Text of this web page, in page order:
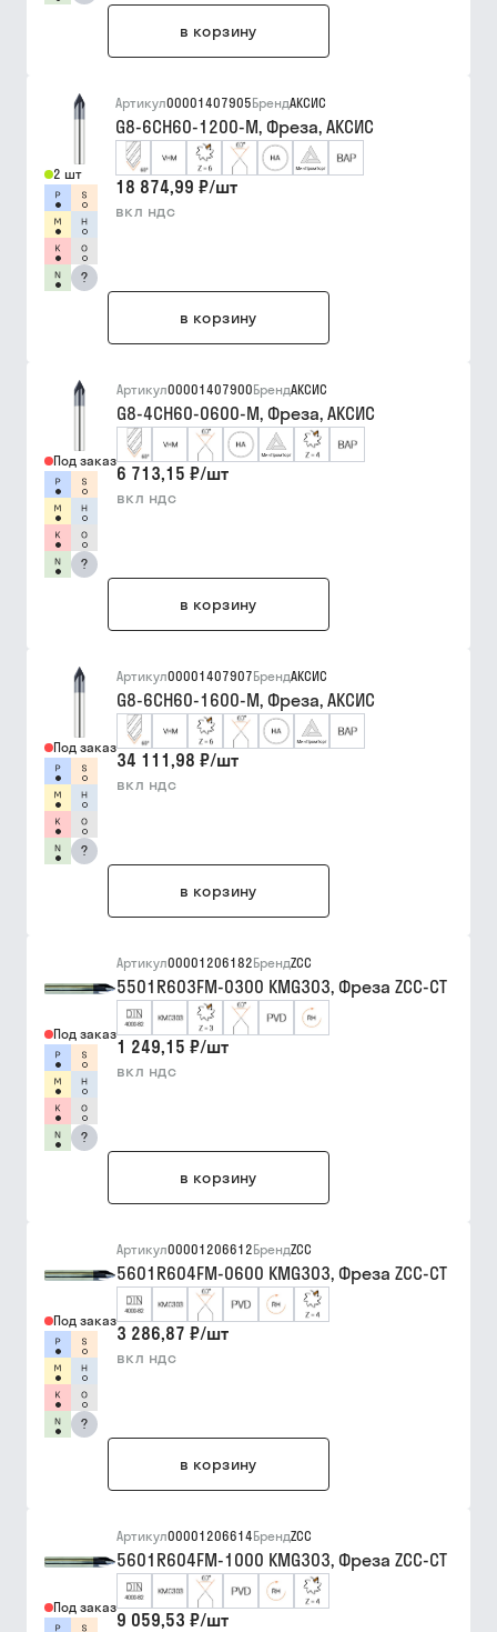
в корзину
2 шт
?
Артикул00001407905БрендАКСИС
G8-6CH60-1200-M, Фреза, АКСИС
18 874,99 ₽/шт
вкл ндс
в корзину
Под заказ
?
Артикул00001407900БрендАКСИС
G8-4CH60-0600-M, Фреза, АКСИС
6 713,15 ₽/шт
вкл ндс
в корзину
Под заказ
?
Артикул00001407907БрендАКСИС
G8-6CH60-1600-M, Фреза, АКСИС
34 111,98 ₽/шт
вкл ндс
в корзину
Под заказ
?
Артикул00001206182БрендZCC
5501R603FM-0300 KMG303, Фреза ZCC-CT
1 249,15 ₽/шт
вкл ндс
в корзину
Под заказ
?
Артикул00001206612БрендZCC
5601R604FM-0600 KMG303, Фреза ZCC-CT
3 286,87 ₽/шт
вкл ндс
в корзину
Под заказ
Артикул00001206614БрендZCC
5601R604FM-1000 KMG303, Фреза ZCC-CT
9 059,53 ₽/шт